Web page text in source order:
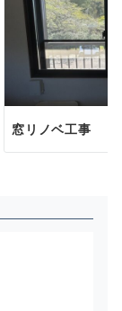
窓リノベ工事